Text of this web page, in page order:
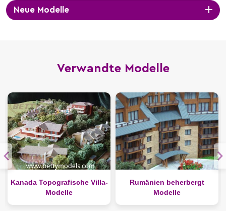
Neue Modelle
Verwandte Modelle
Kanada Topografische Villa-
Modelle
Rumänien beherbergt
Modelle